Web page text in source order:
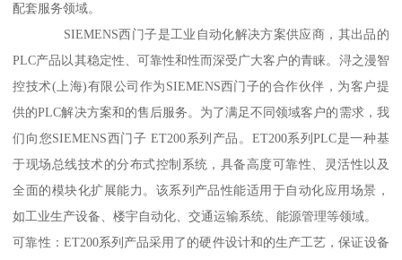
配套服务领域。
SIEMENS西门子是工业自动化解决方案供应商，其出品的
PLC产品以其稳定性、可靠性和性而深受广大客户的青睐。浔之漫智
控技术(上海)有限公司作为SIEMENS西门子的合作伙伴，为客户提
供的PLC解决方案和的售后服务。为了满足不同领域客户的需求，我
们向您SIEMENS西门子 ET200系列产品。ET200系列PLC是一种基
于现场总线技术的分布式控制系统，具备高度可靠性、灵活性以及
全面的模块化扩展能力。该系列产品性能适用于自动化应用场景，
如工业生产设备、楼宇自动化、交通运输系统、能源管理等领域。
可靠性：ET200系列产品采用了的硬件设计和的生产工艺，保证设备